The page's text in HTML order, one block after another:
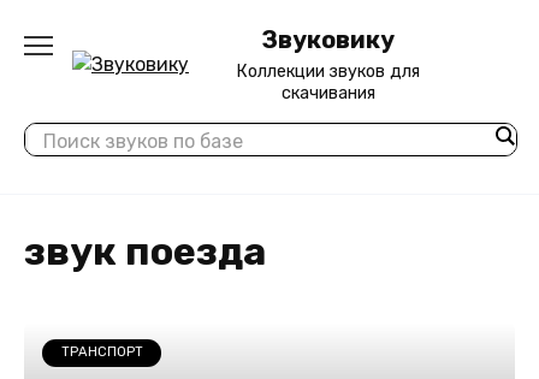
содержанию
Звуковику
Коллекции звуков для
скачивания
звук поезда
ТРАНСПОРТ